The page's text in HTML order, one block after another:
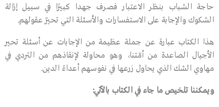
حاجة الشباب بنظر الاعتبار فصرف جهدا كبيرًا في سبيل إزالة
الشكوك والإجابة على الاستفسارات والأسئلة التي تحيّر عقولهم.
هذا الكتاب عبارة عن جملة عظيمة من الإجابات عن أسئلة تحير
الأجيال الصاعدة من أمّتنا، وهو محاولة لإنقاذهم من التردي في
مهاوي الشك الذي يحاول زرعها في نفوسهم أعداءُ الدين.
ويمكننا تلخيص ما جاء في الكتاب بالآتي: